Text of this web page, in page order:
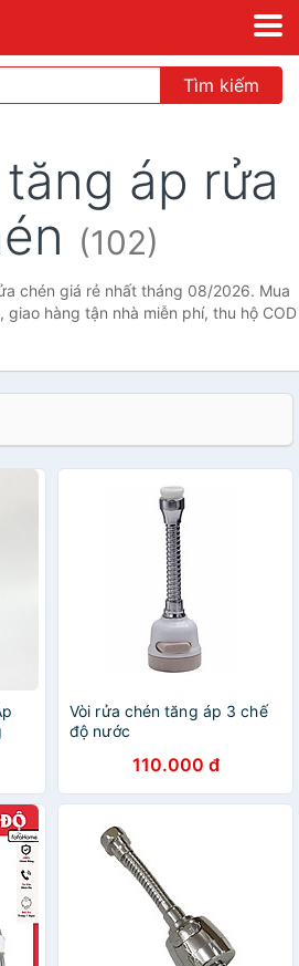
Tìm kiếm
áp rửa
(102)
chén giá rẻ nhất tháng 08/2026. Mua
hàng tận nhà miễn phí, thu hộ COD
áp
Vòi rửa chén tăng áp 3 chế
độ nước
110.000 đ